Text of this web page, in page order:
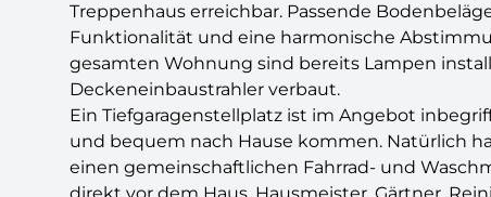
Treppenhaus erreichbar. Passende
Funktionalität und eine harmonische
gesamten Wohnung sind bereits Lampen
Deckeneinbaustrahler verbaut.
Ein Tiefgaragenstellplatz ist im Angebot
und bequem nach Hause kommen. Natürlich
einen gemeinschaftlichen Fahrrad- und